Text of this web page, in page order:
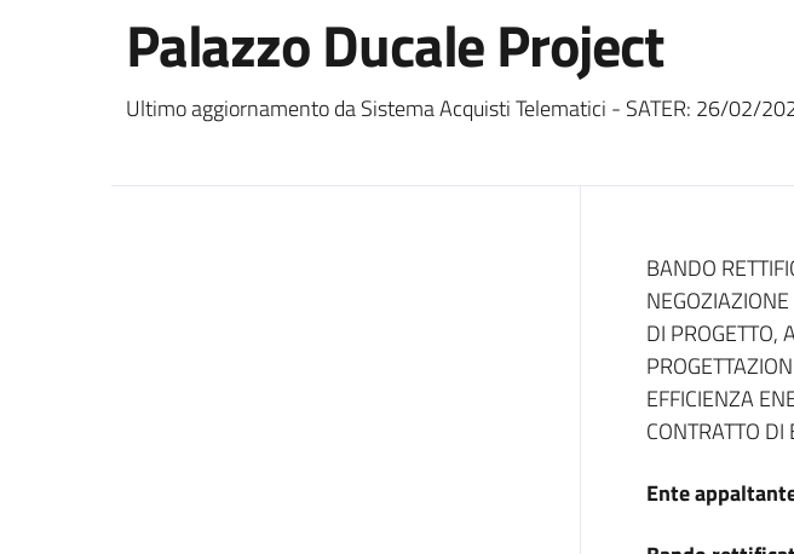
Palazzo Ducale Project
Ultimo aggiornamento da Sistema Acquisti Telematici - SATER: 26/02/
Dati del
BANDO
DI PROGETTO,
EFFICIENZA
CONTRATTO DI
Ente